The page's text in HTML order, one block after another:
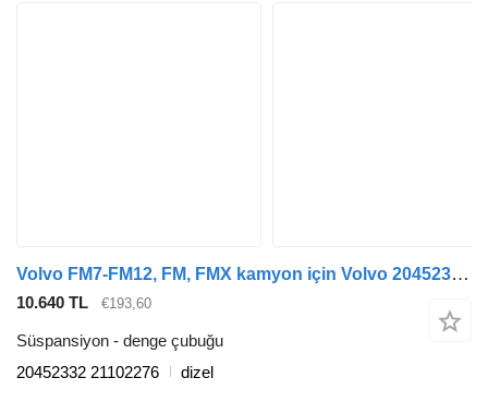
Volvo FM7-FM12, FM, FMX kamyon için Volvo 20452332 denge çubuğu
10.640 TL €193,60
Süspansiyon - denge çubuğu
20452332 21102276
dizel